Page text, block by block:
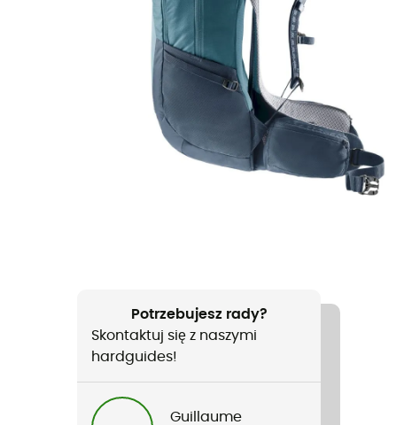
Potrzebujesz rady?
Skontaktuj się z naszymi
hardguides!
Guillaume